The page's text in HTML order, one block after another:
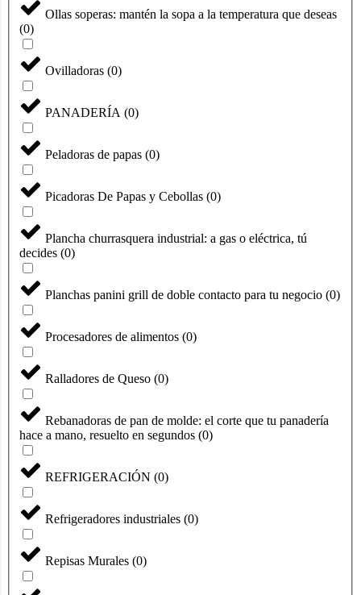
Ollas soperas: mantén la sopa a la temperatura que deseas
(0)
Ovilladoras (0)
PANADERÍA (0)
Peladoras de papas (0)
Picadoras De Papas y Cebollas (0)
Plancha churrasquera industrial: a gas o eléctrica, tú
decides (0)
Planchas panini grill de doble contacto para tu negocio (0)
Procesadores de alimentos (0)
Ralladores de Queso (0)
Rebanadoras de pan de molde: el corte que tu panadería
hace a mano, resuelto en segundos (0)
REFRIGERACIÓN (0)
Refrigeradores industriales (0)
Repisas Murales (0)